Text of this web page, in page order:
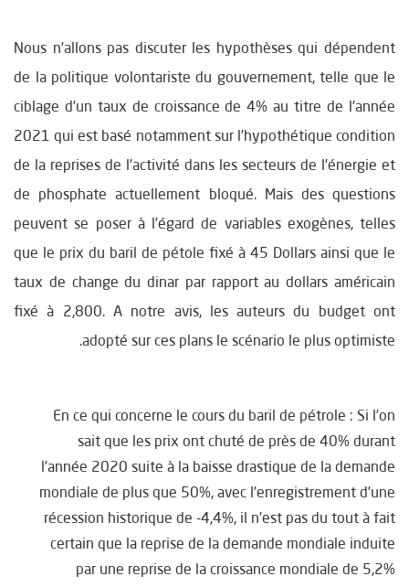
Nous n’allons pas discuter les hypothèses qui dépendent
de la politique volontariste du gouvernement, telle que le
ciblage d’un taux de croissance de 4% au titre de l’année
2021 qui est basé notamment sur l’hypothétique condition
de la reprises de l’activité dans les secteurs de l’énergie et
de phosphate actuellement bloqué. Mais des questions
peuvent se poser à l’égard de variables exogènes, telles
que le prix du baril de pétole fixé à 45 Dollars ainsi que le
taux de change du dinar par rapport au dollars américain
fixé à 2,800. A notre avis, les auteurs du budget ont
adopté sur ces plans le scénario le plus optimiste.
En ce qui concerne le cours du baril de pétrole : Si l’on
sait que les prix ont chuté de près de 40% durant
l’année 2020 suite à la baisse drastique de la demande
mondiale de plus que 50%, avec l’enregistrement d’une
récession historique de -4,4%, il n’est pas du tout à fait
certain que la reprise de la demande mondiale induite
par une reprise de la croissance mondiale de 5,2%